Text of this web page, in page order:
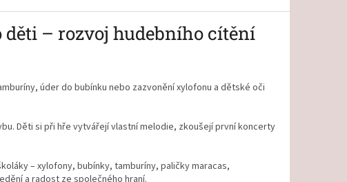
– rozvoj hudebního cítění
úder do bubínku nebo zazvonění xylofonu a dětské oči
Děti si při hře vytvářejí vlastní melodie, zkoušejí první koncerty
– xylofony, bubínky, tamburíny, paličky maracas,